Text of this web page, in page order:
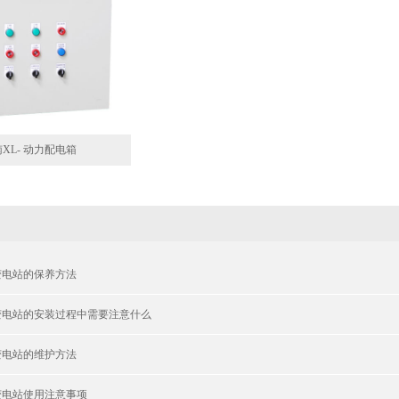
XL- 动力配电箱
站的保养方法
站的安装过程中需要注意什么
站的维护方法
站使用注意事项